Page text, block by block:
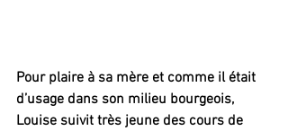
Pour plaire à sa mère et comme il était
d’usage dans son milieu bourgeois,
Louise suivit très jeune des cours de